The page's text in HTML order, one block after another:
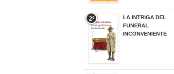
2º
LA INTRIGA DEL
FUNERAL
INCONVENIENTE